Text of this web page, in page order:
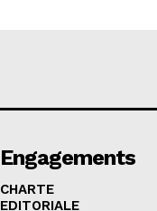
Engagements
CHARTE
EDITORIALE